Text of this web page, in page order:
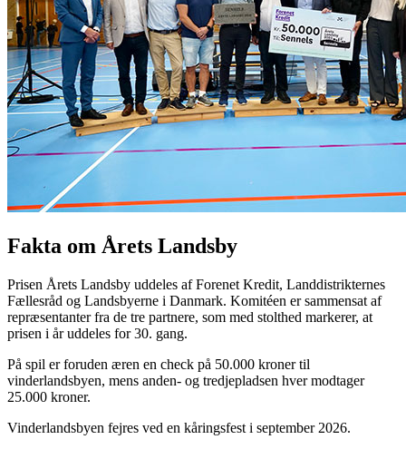
Fakta om Årets Landsby
Prisen Årets Landsby uddeles af Forenet Kredit, Landdistrikternes
Fællesråd og Landsbyerne i Danmark. Komitéen er sammensat af
repræsentanter fra de tre partnere, som med stolthed markerer, at
prisen i år uddeles for 30. gang.
På spil er foruden æren en check på 50.000 kroner til
vinderlandsbyen, mens anden- og tredjepladsen hver modtager
25.000 kroner.
Vinderlandsbyen fejres ved en kåringsfest i september 2026.